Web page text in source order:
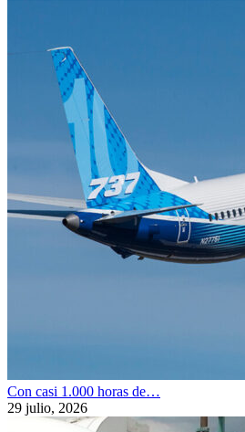
Con casi 1.000 horas de…
29 julio, 2026